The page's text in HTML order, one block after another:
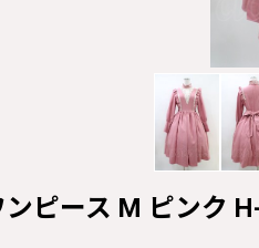
ピース M ピンク